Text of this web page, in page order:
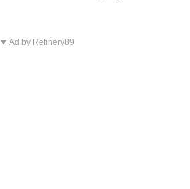
▼ Ad by Refinery89